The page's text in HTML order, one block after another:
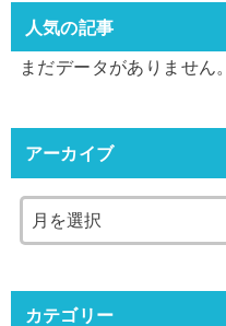
人気の記事
まだデータがありません。
アーカイブ
カテゴリー